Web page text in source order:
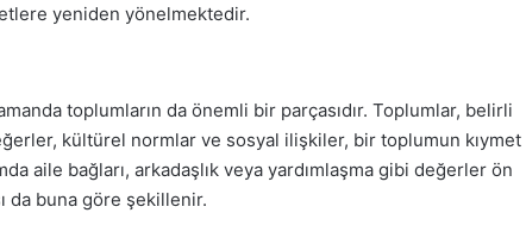
yeniden yönelmektedir.
toplumların da önemli bir parçasıdır. Toplumlar, belirli
kültürel normlar ve sosyal ilişkiler, bir toplumun kıymet
aile bağları, arkadaşlık veya yardımlaşma gibi değerler ön
da buna göre şekillenir.